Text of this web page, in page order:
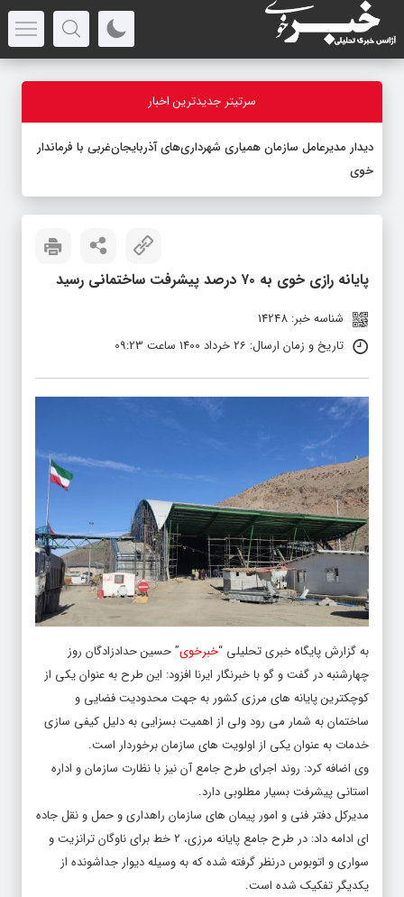
سرتیتر جدیدترین اخبار
دیدار مدیرعامل سازمان همیاری شهرداری‌های آذربایجان‌غربی با فرماندار
خوی
پایانه رازی خوی به ۷۰ درصد پیشرفت ساختمانی رسید
شناسه خبر: 14248
تاریخ و زمان ارسال: 26 خرداد 1400 ساعت 09:23
به گزارش پایگاه خبری تحلیلی “خبرخوی” حسین حدادزادگان روز
چهارشنبه در گفت و گو با خبرنگار ایرنا افزود: این طرح به عنوان یکی از
کوچکترین پایانه های مرزی کشور به جهت محدودیت فضایی و
ساختمان به شمار می رود ولی از اهمیت بسزایی به دلیل کیفی سازی
خدمات به عنوان یکی از اولویت های سازمان برخوردار است.
وی اضافه کرد: روند اجرای طرح جامع آن نیز با نظارت سازمان و اداره
استانی پیشرفت بسیار مطلوبی دارد.
مدیرکل دفتر فنی و امور پیمان های سازمان راهداری و حمل و نقل جاده
ای ادامه داد: در طرح جامع پایانه مرزی، ۲ خط برای ناوگان ترانزیت و
سواری و اتوبوس درنظر گرفته شده که به وسیله دیوار جداشونده از
یکدیگر تفکیک شده است.